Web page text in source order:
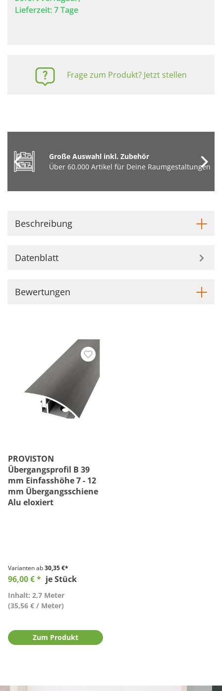
Lieferzeit: 7 Tage
Frage zum Produkt? Jetzt stellen
Große Auswahl inkl. Zubehör
Über 60.000 Artikel für Deine Raumgestaltungen
Beschreibung
Datenblatt
Bewertungen
PROVISTON
Übergangsprofil B 39
mm Einfasshöhe 7 - 12
mm Übergangsschiene
Alu eloxiert
Varianten ab30,35 €*
96,00 € * je Stück
Inhalt: 2,7 Meter
(35,56 € / Meter)
Zum Produkt